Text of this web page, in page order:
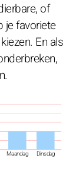
Maandag Dinsdag
of
je favoriete
En als